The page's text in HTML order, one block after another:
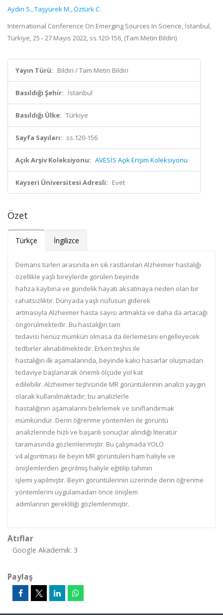
Aydın S.,Taşyürek M.,Öztürk C.
International Conference On Emerging Sources In Science, İstanbul,
Türkiye, 25 - 27 Mayıs 2022, ss.120-156, (Tam Metin Bildiri)
Yayın Türü: Bildiri / Tam Metin Bildiri
Basıldığı Şehir: İstanbul
Basıldığı Ülke: Türkiye
Sayfa Sayıları: ss.120-156
Açık Arşiv Koleksiyonu: AVESİS Açık Erişim Koleksiyonu
Kayseri Üniversitesi Adresli: Evet
Özet
Türkçe İngilizce
Demans türleri arasında en sık rastlanılan Alzheimer hastalığı
özellikle yaşlı bireylerde görülen beyinde
hafıza kaybına ve gündelik hayatı aksatmaya neden olan bir
rahatsızlıktır. Dünyada yaşlı nüfusun giderek
artmasıyla Alzheimer hasta sayısı artmakta ve daha da artacağı
öngörülmektedir. Bu hastalığın tam
tedavisi henüz mümkün olmasa da ilerlemesini engelleyecek
tedbirler alınabilmektedir. Erken teşhis ile
hastalığın ilk aşamalarında, beyinde kalıcı hasarlar oluşmadan
tedaviye başlanarak önemli ölçüde yol kat
edilebilir. Alzheimer teşhisinde MR görüntülerinin analizi yaygın
olarak kullanılmaktadır; bu analizlerle
hastalığının aşamalarını belirlemek ve sınıflandırmak
mümkündür. Derin öğrenme yöntemleri ile görüntü
analizlerinde hızlı ve başarılı sonuçlar alındığı literatür
taramasında gözlemlenmiştir. Bu çalışmada YOLO
v4 algoritması ile beyin MR görüntüleri ham haliyle ve
önişlemlerden geçirilmiş haliyle eğitilip tahmin
işlemi yapılmıştır. Beyin görüntülerinin üzerinde derin öğrenme
yöntemlerini uygulamadan önce önişlem
adımlarının gerekliliği gözlemlenmiştir.
Atıflar
Google Akademik: 3
Paylaş